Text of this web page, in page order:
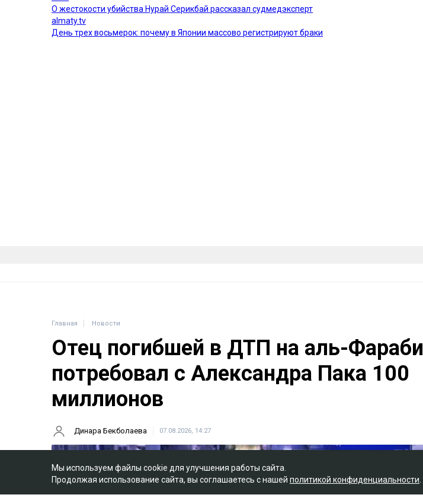
Главная Новости
Отец погибшей в ДТП на аль-Фараби
потребовал с Александра Пака 100
миллионов
Динара Бекболаева 07.08.2026, 14:27
Мы используем файлы cookie для улучшения работы сайта.
Продолжая использование сайта, вы соглашаетесь с нашей политикой конфиденциальности